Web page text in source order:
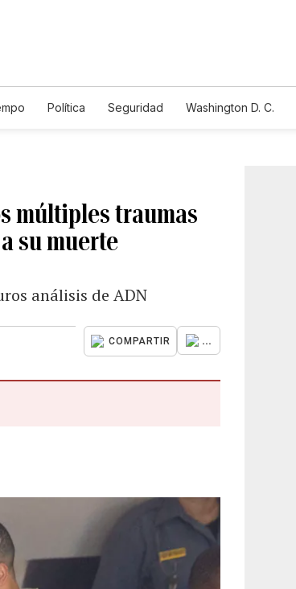
Política Seguridad Washington D. C.
múltiples traumas
su muerte
análisis de ADN
COMPARTIR ...